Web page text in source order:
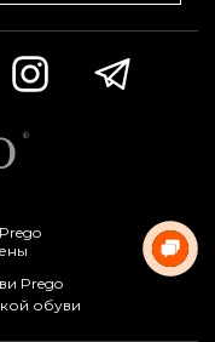
Prego
обуви